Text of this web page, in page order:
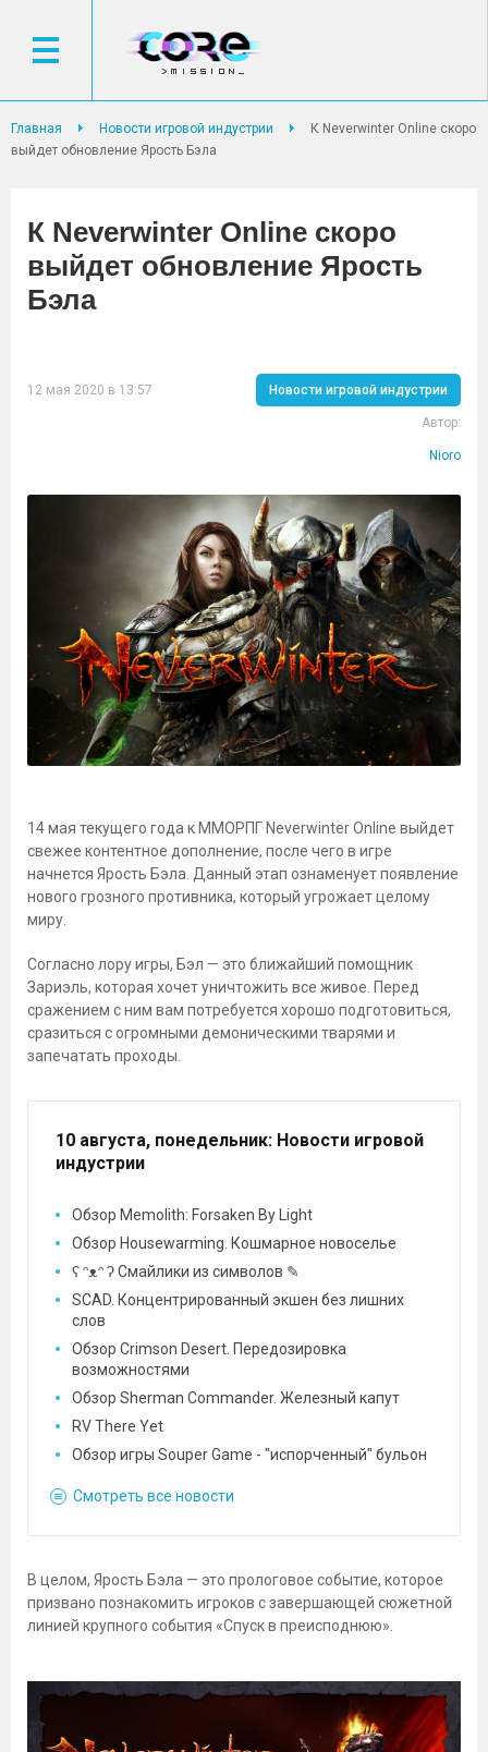
Главная Новости игровой индустрии
К Neverwinter Online скоро
выйдет обновление Ярость Бэла
К Neverwinter Online скоро
выйдет обновление Ярость
Бэла
12 мая 2020 в 13:57 Новости игровой индустрии
Автор:
Nioro
14 мая текущего года к ММОРПГ Neverwinter Online выйдет
свежее контентное дополнение, после чего в игре
начнется Ярость Бэла. Данный этап ознаменует появление
нового грозного противника, который угрожает целому
миру.
Согласно лору игры, Бэл — это ближайший помощник
Зариэль, которая хочет уничтожить все живое. Перед
сражением с ним вам потребуется хорошо подготовиться,
сразиться с огромными демоническими тварями и
запечатать проходы.
10 августа, понедельник: Новости игровой
индустрии
Обзор Memolith: Forsaken By Light
Обзор Housewarming. Кошмарное новоселье
ʕ ᵔᴥᵔ ʔ Смайлики из символов ✎
SCAD. Концентрированный экшен без лишних
слов
Обзор Crimson Desert. Передозировка
возможностями
Обзор Sherman Commander. Железный капут
RV There Yet
Обзор игры Souper Game - "испорченный" бульон
Смотреть все новости
В целом, Ярость Бэла — это прологовое событие, которое
призвано познакомить игроков с завершающей сюжетной
линией крупного события «Спуск в преисподнюю».